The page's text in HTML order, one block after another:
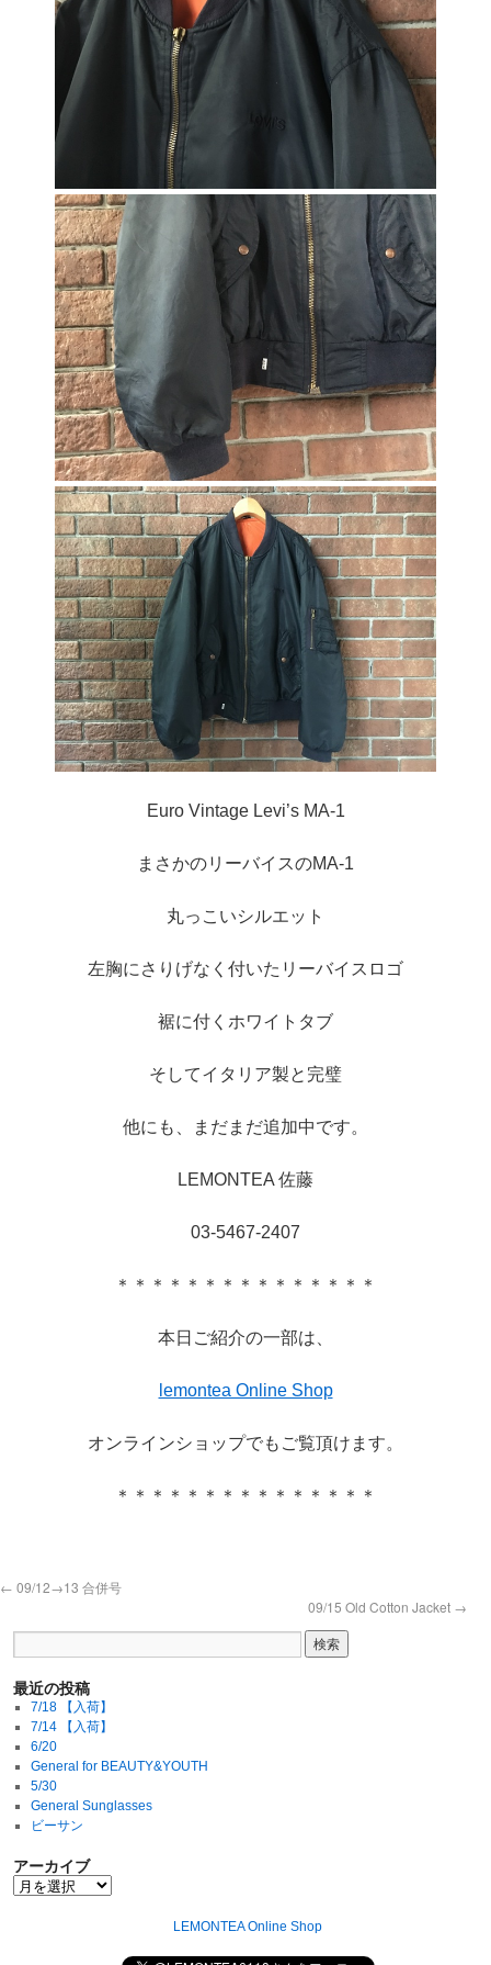
Euro Vintage Levi’s MA-1
まさかのリーバイスのMA-1
丸っこいシルエット
左胸にさりげなく付いたリーバイスロゴ
裾に付くホワイトタブ
そしてイタリア製と完璧
他にも、まだまだ追加中です。
LEMONTEA 佐藤
03-5467-2407
＊＊＊＊＊＊＊＊＊＊＊＊＊＊＊
本日ご紹介の一部は、
lemontea Online Shop
オンラインショップでもご覧頂けます。
＊＊＊＊＊＊＊＊＊＊＊＊＊＊＊
← 09/12→13 合併号
09/15 Old Cotton Jacket →
最近の投稿
7/18 【入荷】
7/14 【入荷】
6/20
General for BEAUTY&YOUTH
5/30
General Sunglasses
ビーサン
アーカイブ
LEMONTEA Online Shop